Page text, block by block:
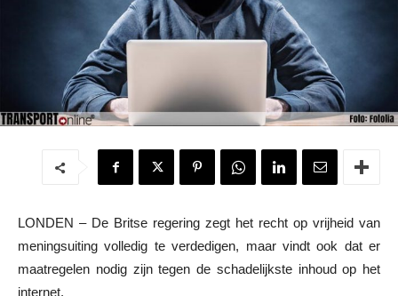
LONDEN – De Britse regering zegt het recht op vrijheid van
meningsuiting volledig te verdedigen, maar vindt ook dat er
maatregelen nodig zijn tegen de schadelijkste inhoud op het
internet.